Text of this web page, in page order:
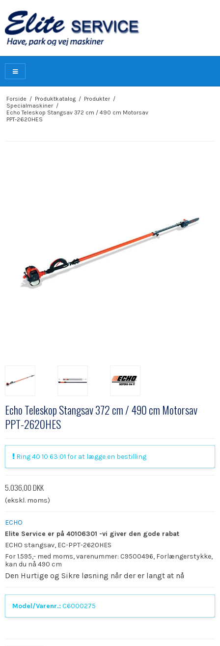
Forside / Produktkatalog / Produkter /
Specialmaskiner /
Echo Teleskop Stangsav 372 cm / 490 cm Motorsav
PPT-2620HES
Echo Teleskop Stangsav 372 cm / 490 cm Motorsav
PPT-2620HES
Ring 40 10 63 01 for at lægge en bestilling
5.036,00 DKK
(ekskl. moms)
ECHO
Elite Service er på 40106301 -vi giver den gode rabat
ECHO stangsav, EC-PPT-2620HES
For 1.595,- med moms, varenummer: C9500496, Forlængerstykke,
kan du nå 490 cm
Den Hurtige og Sikre løsning når der er langt at nå
Model/Varenr.: C6000275